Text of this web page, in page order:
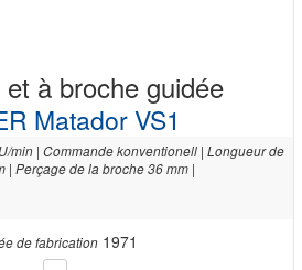
à broche guidée
Matador VS1
min | Commande konventionell | Longueur de
| Perçage de la broche 36 mm |
de fabrication1971